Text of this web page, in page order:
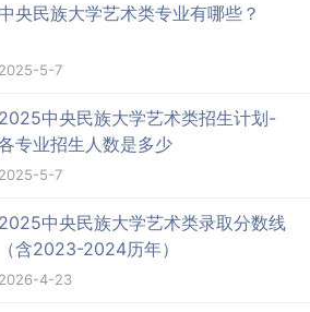
中央民族大学艺术类专业有哪些？
2025-5-7
2025中央民族大学艺术类招生计划-
专业招生人数是多少
2025-5-7
2025中央民族大学艺术类录取分数线
（含2023-2024历年）
2026-4-23